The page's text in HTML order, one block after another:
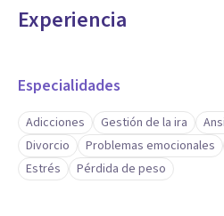
Experiencia
Especialidades
Adicciones Gestión de la ira
Divorcio
Problemas emocionales
Estrés
Pérdida de peso